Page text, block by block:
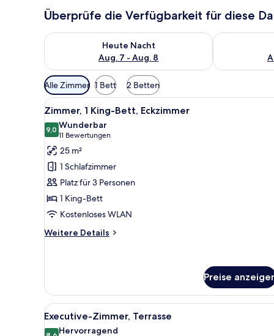
Überprüfe die Verfügbarkeit für diese
Heute Nacht
Aug. 7 - Aug. 8
Überprüfe die Verfügbarkeit für heute Nacht, Aug. 7
Überprüfe
Verfügbare
Filter
für
Zimmer
Alle Zimmer 1 Bett 2 Betten
Alle
Fotos
für
Zimmer,
1 King-
Bett,
Eckzimmer
anzeigen
Ein Hotelzimmer mit einem
6
Zimmer, 1 King-Bett, Eckzimmer
9,09,0 von 10
Wunderbar
11 Bewertungen
(11
Bewertungen)
25 m²
1 Schlafzimmer
Platz für 3 Personen
1 King-Bett
Kostenloses WLAN
Weitere Details
Weitere
Bett,
Eckzimmer
Preise
Alle
Fotos
Ein modernes Hotelzimmer
6
Executive-Zimmer, Terrasse
Hervorragend